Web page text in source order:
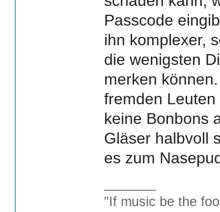
Passcode
ihn komplexer,
die wenigsten
merken
fremden
keine Bonbons
Gläser halbvoll
es zum
"If music be the